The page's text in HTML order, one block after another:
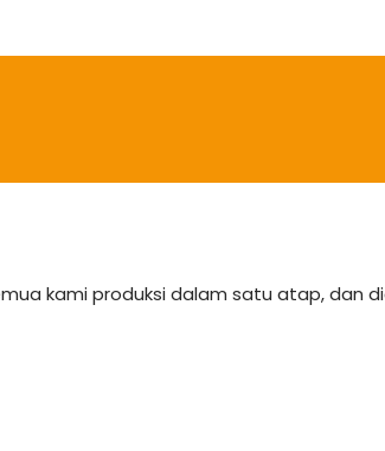
kami produksi dalam satu atap, dan